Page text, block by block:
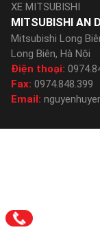
MITSUBISHI AN
Mitsubishi Long
Long Biên, Hà Nội
Điện thoại:
Fax: 0974.848.399
Email:
XE MITSUBISHI